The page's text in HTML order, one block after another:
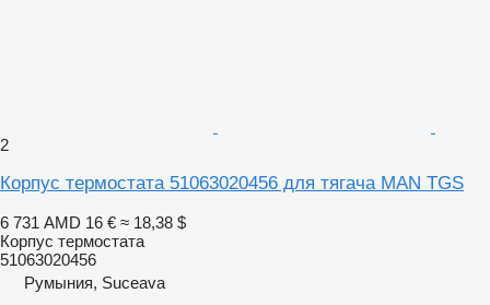
2
Корпус термостата 51063020456 для тягача MAN TGS
6 731 AMD 16 € ≈ 18,38 $
Корпус термостата
51063020456
Румыния, Suceava